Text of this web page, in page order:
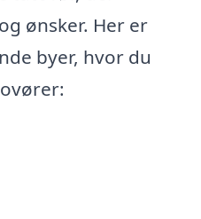
ønsker. Her er
byer, hvor du